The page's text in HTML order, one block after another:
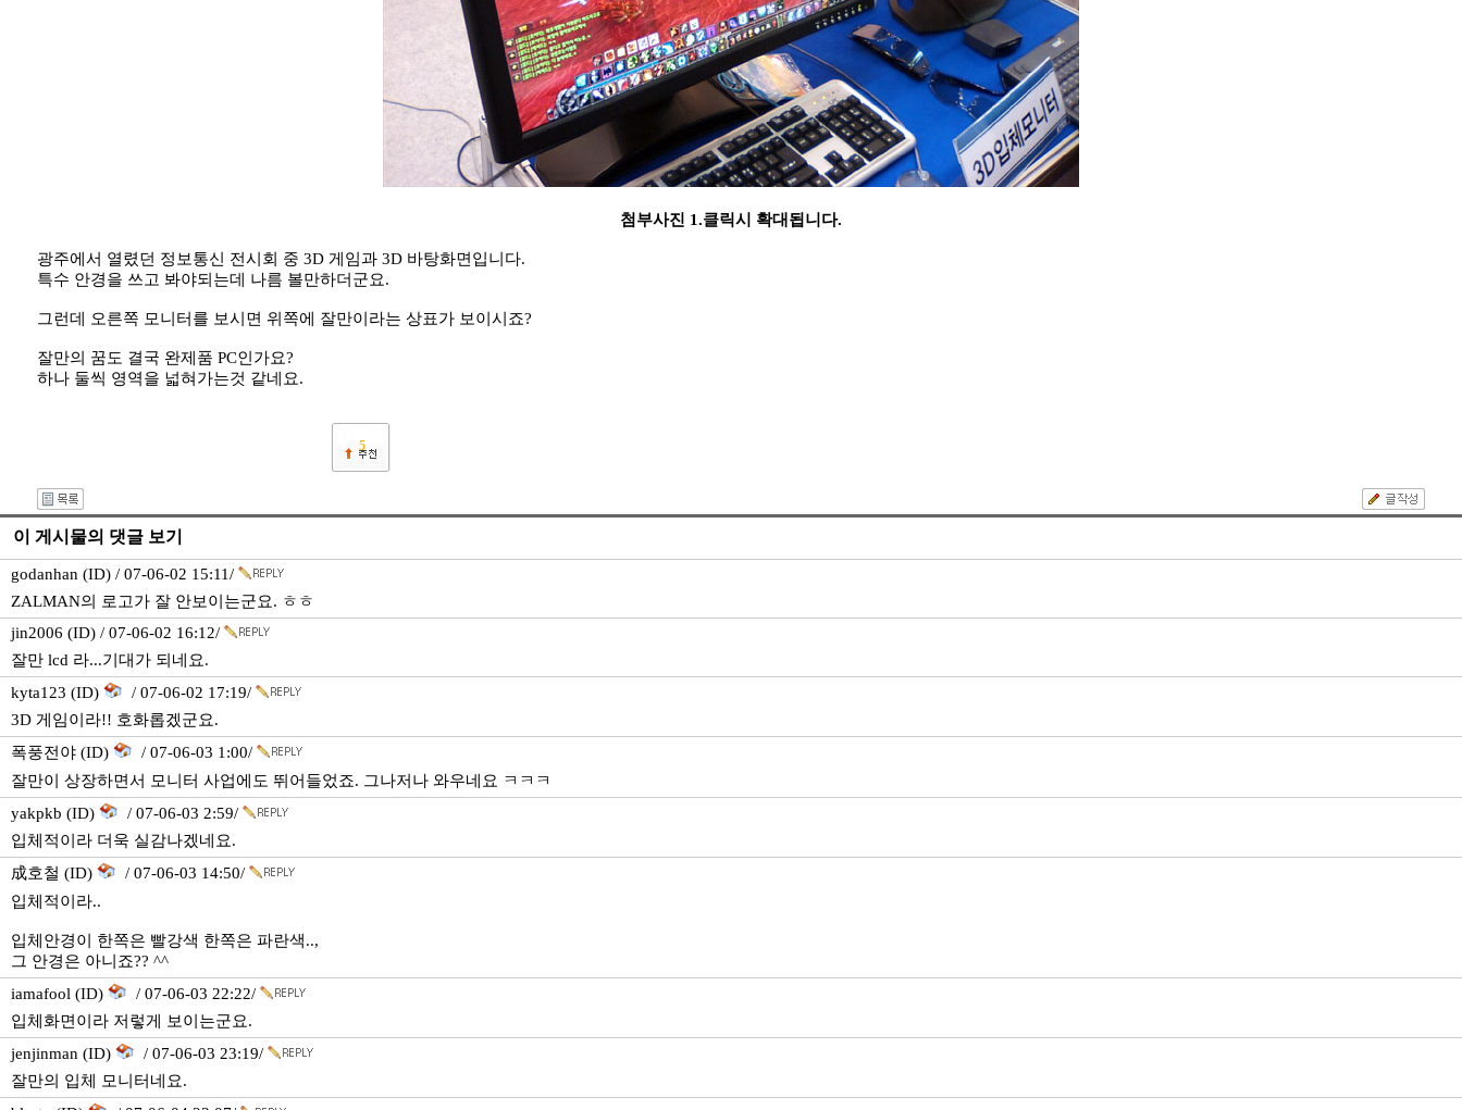
첨부사진 1.클릭시 확대됩니다.
광주에서 열렸던 정보통신 전시회 중 3D 게임과 3D 바탕화면입니다.
특수 안경을 쓰고 봐야되는데 나름 볼만하더군요.
그런데 오른쪽 모니터를 보시면 위쪽에 잘만이라는 상표가 보이시죠?
잘만의 꿈도 결국 완제품 PC인가요?
하나 둘씩 영역을 넓혀가는것 같네요.
5
이 게시물의 댓글 보기
godanhan (ID) / 07-06-02 15:11/
ZALMAN의 로고가 잘 안보이는군요. ㅎㅎ
jin2006 (ID) / 07-06-02 16:12/
잘만 lcd 라...기대가 되네요.
kyta123 (ID)
/ 07-06-02 17:19/
3D 게임이라!! 호화롭겠군요.
폭풍전야 (ID)
/ 07-06-03 1:00/
잘만이 상장하면서 모니터 사업에도 뛰어들었죠. 그나저나 와우네요 ㅋㅋㅋ
yakpkb (ID)
/ 07-06-03 2:59/
입체적이라 더욱 실감나겠네요.
成호철 (ID)
/ 07-06-03 14:50/
입체적이라..
입체안경이 한쪽은 빨강색 한쪽은 파란색..,
그 안경은 아니죠?? ^^
iamafool (ID)
/ 07-06-03 22:22/
입체화면이라 저렇게 보이는군요.
jenjinman (ID)
/ 07-06-03 23:19/
잘만의 입체 모니터네요.